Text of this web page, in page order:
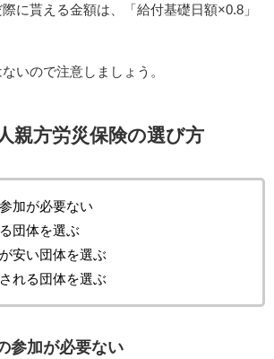
に貰える金額は、「給付基礎日額×0.8」
いので注意しましょう。
親方労災保険の選び方
加が必要ない
団体を選ぶ
安い団体を選ぶ
れる団体を選ぶ
参加が必要ない